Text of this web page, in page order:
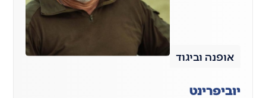
אופנה וביגוד
יוביפרינט